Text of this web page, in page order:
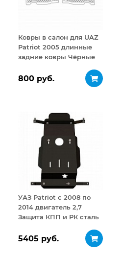
Ковры в салон для UAZ
Patriot 2005 длинные
задние ковры Чёрные
800 руб.
УАЗ Patriot с 2008 по
2014 двигатель 2,7
Защита КПП и РК сталь
5405 руб.